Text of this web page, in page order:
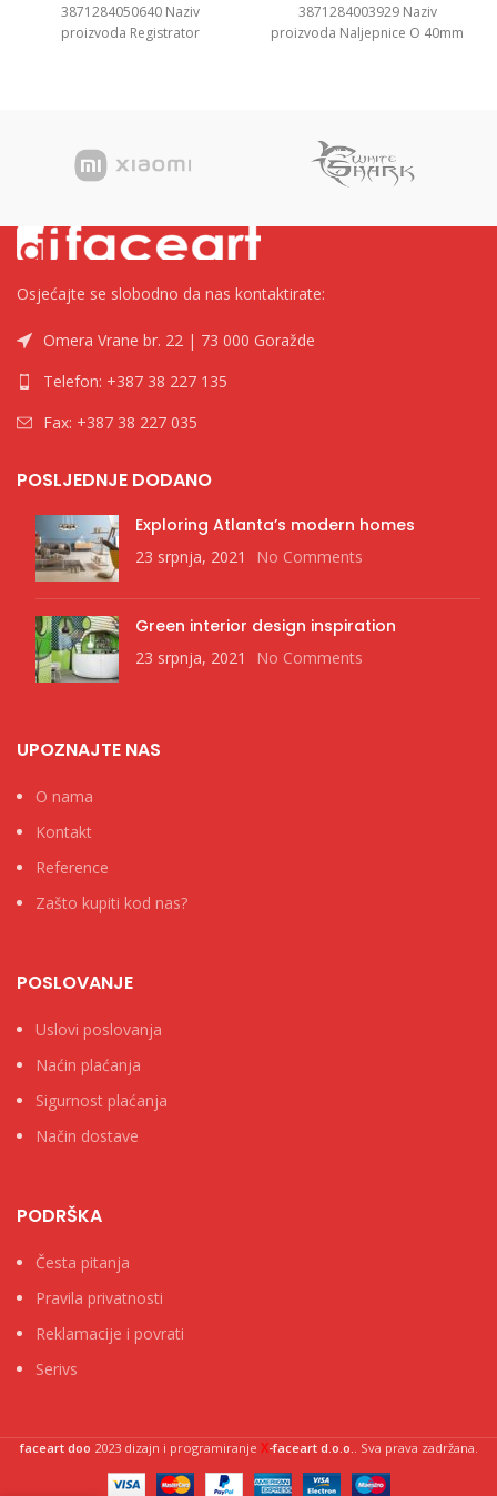
3871284050640 Naziv
proizvoda Registrator
3871284003929 Naziv
proizvoda Naljepnice O 40mm
Osjećajte se slobodno da nas kontaktirate:
Omera Vrane br. 22 | 73 000 Goražde
Telefon: +387 38 227 135
Fax: +387 38 227 035
POSLJEDNJE DODANO
Exploring Atlanta’s modern homes
23 srpnja, 2021 No Comments
Green interior design inspiration
23 srpnja, 2021 No Comments
UPOZNAJTE NAS
O nama
Kontakt
Reference
Zašto kupiti kod nas?
POSLOVANJE
Uslovi poslovanja
Naćin plaćanja
Sigurnost plaćanja
Način dostave
PODRŠKA
Česta pitanja
Pravila privatnosti
Reklamacije i povrati
Serivs
faceart doo 2023 dizajn i programiranje X-faceart d.o.o.. Sva prava zadržana.